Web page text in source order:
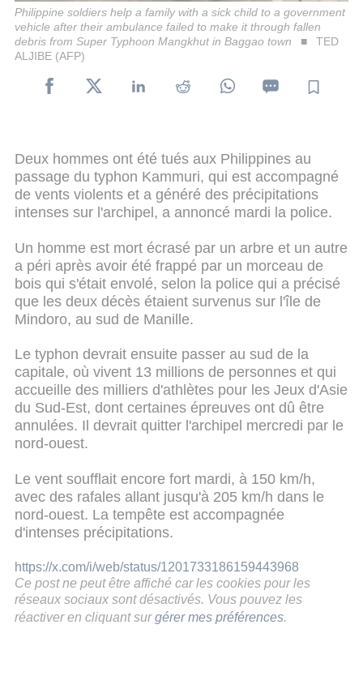
Philippine soldiers help a family with a sick child to a government
vehicle after their ambulance failed to make it through fallen
debris from Super Typhoon Mangkhut in Baggao town
TED
ALJIBE (AFP)
Deux hommes ont été tués aux Philippines au
passage du typhon Kammuri, qui est accompagné
de vents violents et a généré des précipitations
intenses sur l'archipel, a annoncé mardi la police.
Un homme est mort écrasé par un arbre et un autre
a péri après avoir été frappé par un morceau de
bois qui s'était envolé, selon la police qui a précisé
que les deux décès étaient survenus sur l'île de
Mindoro, au sud de Manille.
Le typhon devrait ensuite passer au sud de la
capitale, où vivent 13 millions de personnes et qui
accueille des milliers d'athlètes pour les Jeux d'Asie
du Sud-Est, dont certaines épreuves ont dû être
annulées. Il devrait quitter l'archipel mercredi par le
nord-ouest.
Le vent soufflait encore fort mardi, à 150 km/h,
avec des rafales allant jusqu'à 205 km/h dans le
nord-ouest. La tempête est accompagnée
d'intenses précipitations.
https://x.com/i/web/status/1201733186159443968
Ce post ne peut être affiché car les cookies pour les
réseaux sociaux sont désactivés. Vous pouvez les
réactiver en cliquant sur gérer mes préférences.